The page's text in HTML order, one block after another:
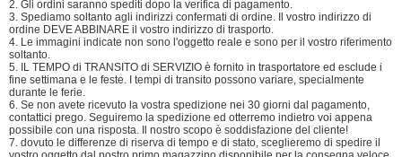
2. Gli ordini saranno spediti dopo la verifica di pagamento.
3. Spediamo soltanto agli indirizzi confermati di ordine. Il vostro indirizzo di
ordine DEVE ABBINARE il vostro indirizzo di trasporto.
4. Le immagini indicate non sono l'oggetto reale e sono per il vostro riferimento
soltanto.
5. IL TEMPO di TRANSITO di SERVIZIO è fornito in trasportatore ed esclude i
fine settimana e le feste. I tempi di transito possono variare, specialmente
durante le ferie.
6. Se non avete ricevuto la vostra spedizione nei 30 giorni dal pagamento,
contattici prego. Seguiremo la spedizione ed otterremo indietro voi appena
possibile con una risposta. Il nostro scopo è soddisfazione del cliente!
7. dovuto le differenze di riserva di tempo e di stato, sceglieremo di spedire il